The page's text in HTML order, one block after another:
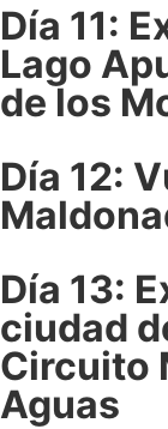
Día 11:
Lago
de los
Día 12:
Día 13:
ciudad
Circuito
Aguas